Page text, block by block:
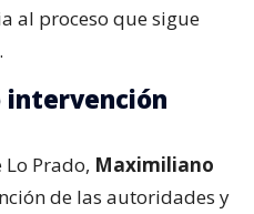
al proceso que sigue
intervención
Prado, Maximiliano
de las autoridades y